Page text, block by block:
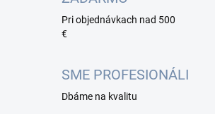
Pri objednávkach nad 500
€
SME PROFESIONÁLI
Dbáme na kvalitu